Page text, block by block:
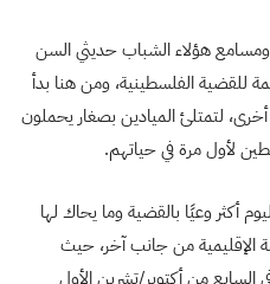
هؤلاء الشباب حديثي السن
للقضية الفلسطينية، ومن هنا بدأ
لتمتلئ الميادين بصغار يحملون
لأول مرة في حياتهم.
أكثر وعيًا بالقضية وما يحاك لها
الإقليمية من جانب آخر، حيث
من أكتوبر/تشرين الأول